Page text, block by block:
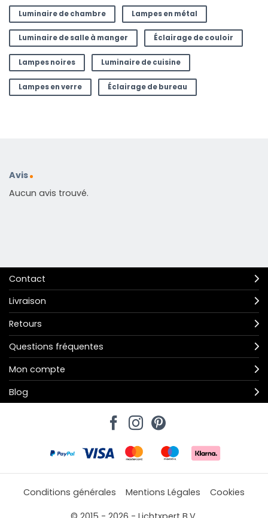
Luminaire de chambre Lampes en métal
Luminaire de salle à manger Éclairage de couloir
Lampes noires Luminaire de cuisine
Lampes en verre Éclairage de bureau
Avis
Aucun avis trouvé.
Contact
Livraison
Retours
Questions fréquentes
Mon compte
Blog
Conditions générales Mentions Légales
Cookies